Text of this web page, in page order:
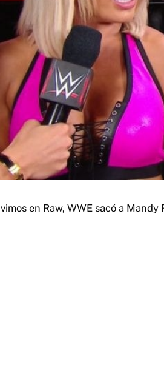
en Raw, WWE sacó a